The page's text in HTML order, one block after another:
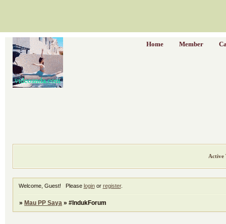
Home Member
Active
Welcome, Guest! Please loginor register.
»Mau PP Saya »#IndukForum